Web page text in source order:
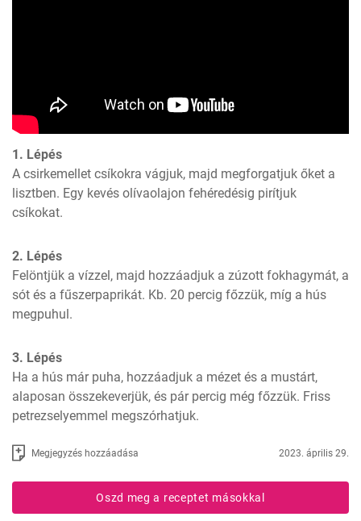
1. Lépés
A csirkemellet csíkokra vágjuk, majd megforgatjuk őket a
lisztben. Egy kevés olívaolajon fehéredésig pirítjuk
csíkokat.
2. Lépés
Felöntjük a vízzel, majd hozzáadjuk a zúzott fokhagymát, a
sót és a fűszerpaprikát. Kb. 20 percig főzzük, míg a hús
megpuhul.
3. Lépés
Ha a hús már puha, hozzáadjuk a mézet és a mustárt,
alaposan összekeverjük, és pár percig még főzzük. Friss
petrezselyemmel megszórhatjuk.
Megjegyzés hozzáadása 2023. április 29.
Oszd meg a receptet másokkal